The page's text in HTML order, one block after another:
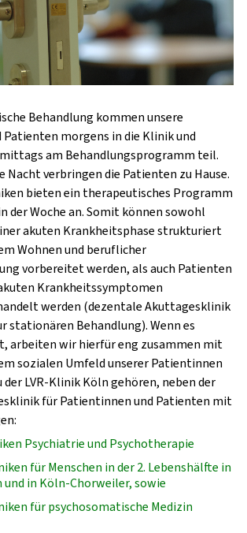
Behandlung kommen unsere
morgens in die Klinik und
am Behandlungsprogramm teil.
Nacht verbringen die Patienten zu Hause.
bieten ein therapeutisches Programm
der Woche an. Somit können sowohl
akuten Krankheitsphase strukturiert
Wohnen und beruflicher
vorbereitet werden, als auch Patienten
Krankheitssymptomen
werden (dezentale Akuttagesklinik
stationären Behandlung). Wenn es
arbeiten wir hierfür eng zusammen mit
sozialen Umfeld unserer Patientinnen
der LVR-Klinik Köln gehören, neben der
für Patientinnen und Patienten mit
Psychiatrie und Psychotherapie
für Menschen in der 2. Lebenshälfte in
in Köln-Chorweiler, sowie
für psychosomatische Medizin